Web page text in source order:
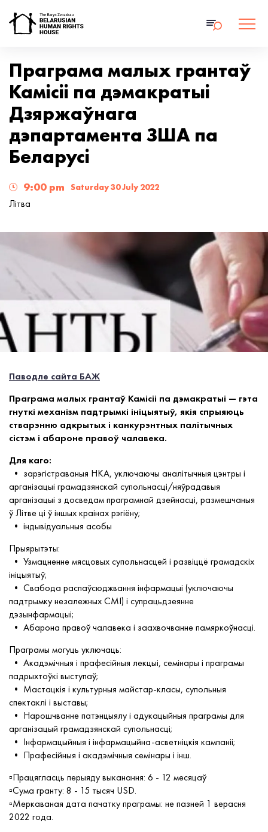
Праграма малых грантаў
Камісіі па дэмакратыі
Дзяржаўнага
дэпартамента ЗША па
Беларусі
9:00 pm Saturday 30 July 2022
Літва
Паводле сайта БАЖ
Праграма малых грантаў Камісіі па дэмакратыі — гэта
гнуткі механізм падтрымкі ініцыятыў, якія спрыяюць
стварэнню адкрытых і канкурэнтных палітычных
сістэм і абароне правоў чалавека.
Для каго:
• зарэгістраваныя НКА, уключаючы аналітычныя цэнтры і
арганізацыі грамадзянскай супольнасці/няўрадавыя
арганізацыі з досведам праграмнай дзейнасці, размешчаныя
ў Літве ці ў іншых краінах рэгіёну;
• індывідуальныя асобы
Прыярытэты:
• Узмацненне мясцовых супольнасцей і развіццё грамадскіх
ініцыятыў;
• Свабода распаўсюджвання інфармацыі (уключаючы
падтрымку незалежных СМІ) і супрацьдзеянне
дэзынфармацыі;
• Абарона правоў чалавека і заахвочванне памяркоўнасці.
Праграмы могуць уключаць:
• Акадэмічныя і прафесійныя лекцыі, семінары і праграмы
падрыхтоўкі выступаў;
• Мастацкія і культурныя майстар-класы, супольныя
спектаклі і выставы;
• Нарошчванне патэнцыялу і адукацыйныя праграмы для
арганізацый грамадзянскай супольнасці;
• Інфармацыйныя і інфармацыйна-асветніцкія кампаніі;
• Прафесійныя і акадэмічныя семінары і інш.
▫️Працягласць перыяду выканання: 6 - 12 месяцаў
▫️Сума гранту: 8 - 15 тысяч USD.
▫️Меркаваная дата пачатку праграмы: не пазней 1 верасня
2022 года.